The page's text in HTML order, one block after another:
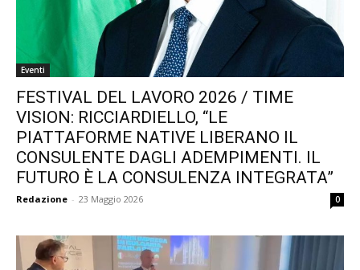
Eventi
FESTIVAL DEL LAVORO 2026 / TIME
VISION: RICCIARDIELLO, “LE
PIATTAFORME NATIVE LIBERANO IL
CONSULENTE DAGLI ADEMPIMENTI. IL
FUTURO È LA CONSULENZA INTEGRATA”
Redazione - 23 Maggio 2026 0